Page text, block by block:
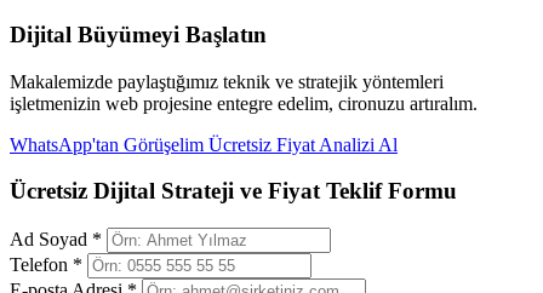
Dijital Büyümeyi Başlatın
Makalemizde paylaştığımız teknik ve stratejik yöntemleri
işletmenizin web projesine entegre edelim, cironuzu artıralım.
WhatsApp'tan Görüşelim Ücretsiz Fiyat Analizi Al
Ücretsiz Dijital Strateji ve Fiyat Teklif Formu
Ad Soyad *
Telefon *